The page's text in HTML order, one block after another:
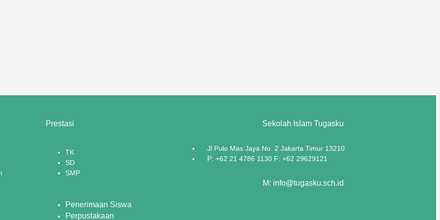
Prestasi
TK
SD
SMP
Penerimaan Siswa
Perpustakaan
Sekolah Islam Tugasku
Jl Pulo Mas Jaya No. 2 Jakarta Timur 13210
P: +62 21 4786 1130 F: +62 29629121
M: info@tugasku.sch.id